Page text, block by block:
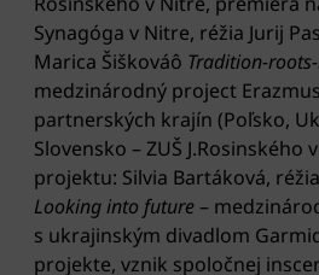
Synagóga v Nitre, réžia Jurij
Marica Šiškováô Tradition-
medzinárodný project
partnerských krajín (Poľsko,
Slovensko – ZUŠ J.Rosinského
projektu: Silvia Bartáková,
Looking into future–
s ukrajinským divadlom
projekte, vznik spoločnej